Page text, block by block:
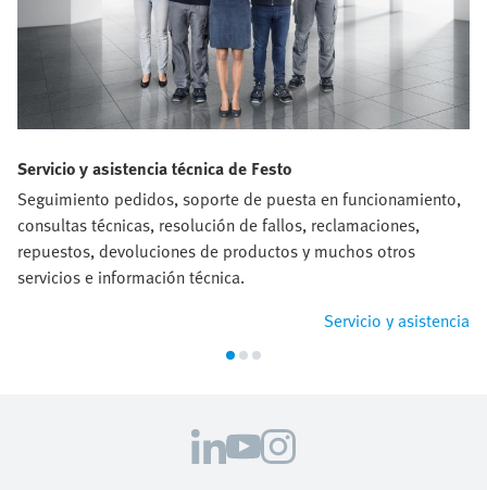
Servicio y asistencia técnica de Festo
Seguimiento pedidos, soporte de puesta en funcionamiento,
consultas técnicas, resolución de fallos, reclamaciones,
repuestos, devoluciones de productos y muchos otros
servicios e información técnica.
Servicio y asistencia